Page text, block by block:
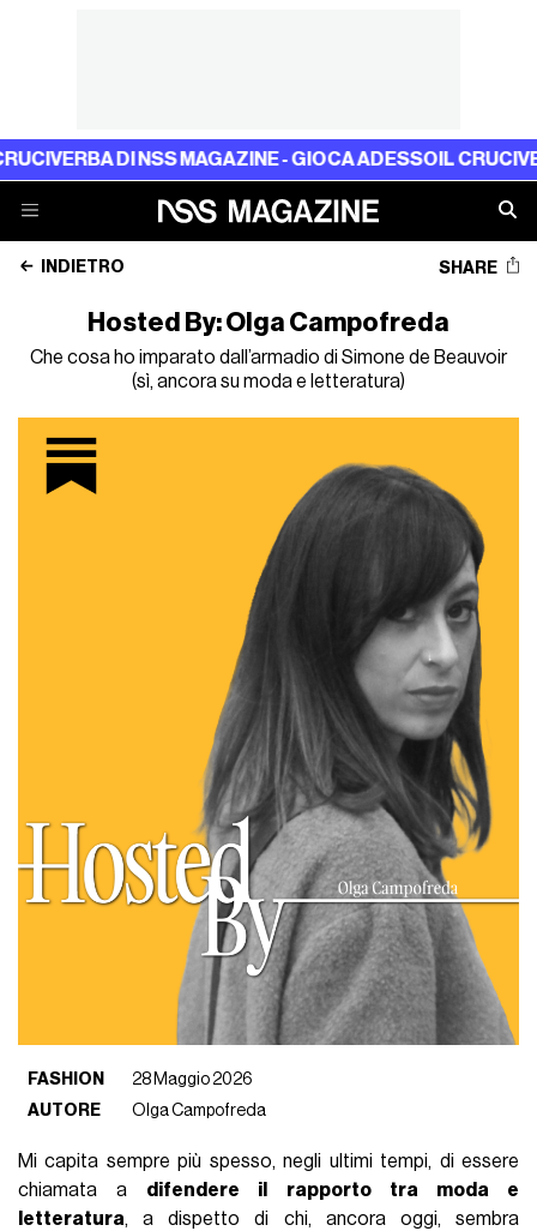
DI NSS MAGAZINE - GIOCA ADESSOIL CRUCIVERBA
INDIETRO SHARE
Hosted By: Olga Campofreda
Che cosa ho imparato dall’armadio di Simone de Beauvoir
(sì, ancora su moda e letteratura)
FASHION
28 Maggio 2026
AUTORE
Olga Campofreda
Mi capita sempre più spesso, negli ultimi tempi, di essere
chiamata a difendere il rapporto tra moda e
letteratura, a dispetto di chi, ancora oggi, sembra